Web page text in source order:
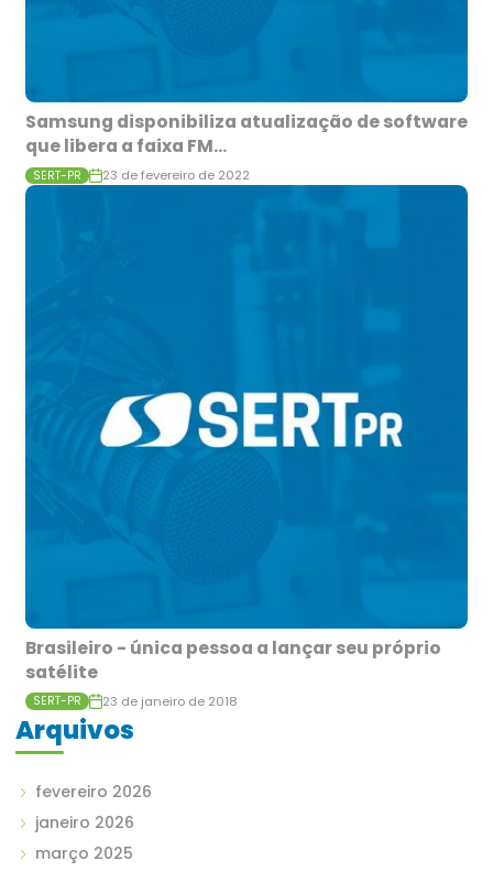
Samsung disponibiliza atualização de software
que libera a faixa FM...
SERT-PR 23 de fevereiro de 2022
Brasileiro - única pessoa a lançar seu próprio
satélite
SERT-PR 23 de janeiro de 2018
Arquivos
fevereiro 2026
janeiro 2026
março 2025